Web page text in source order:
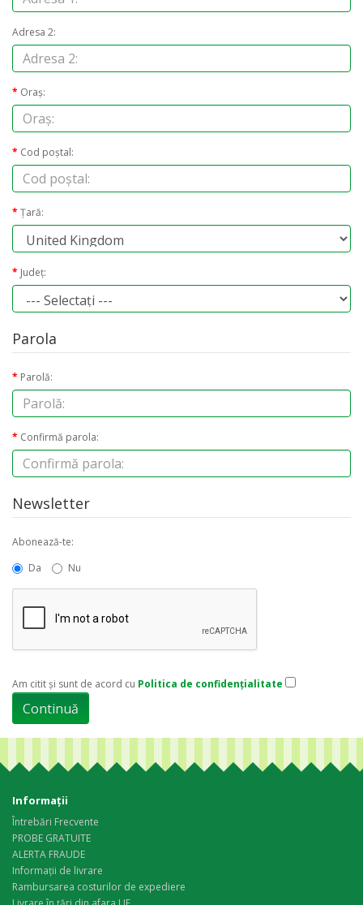
Adresa 2:
Oraş:
Cod poştal:
Ţară:
Judeţ:
Parola
Parolă:
Confirmă parola:
Newsletter
Abonează-te:
Da
Nu
Am citit şi sunt de acord cu Politica de confidențialitate
Informaţii
Întrebări Frecvente
PROBE GRATUITE
ALERTA FRAUDE
Informații de livrare
Rambursarea costurilor de expediere